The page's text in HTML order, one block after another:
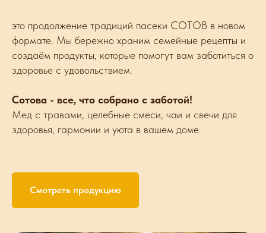
это продолжение традиций пасеки СОТОВ в новом
формате. Мы бережно храним семейные рецепты и
создаём продукты, которые помогут вам заботиться о
здоровье с удовольствием.
Сотова - все, что собрано с заботой!
Мед с травами, целебные смеси, чаи и свечи для
здоровья, гармонии и уюта в вашем доме.
Смотреть продукцию